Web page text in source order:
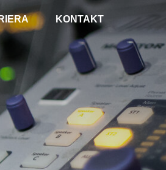
KONTAKT